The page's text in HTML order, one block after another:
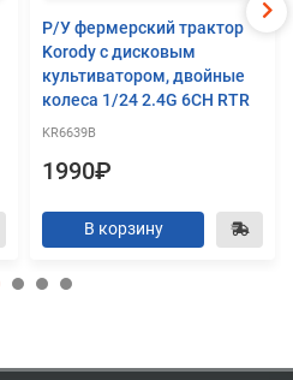
Р/У фермерский трактор
Korody с дисковым
культиватором, двойные
колеса 1/24 2.4G 6CH RTR
KR6639B
1990₽
В корзину